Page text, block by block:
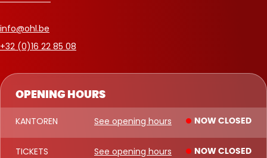
OPENING HOURS
KANTOREN See opening hours NOW CLOSED
TICKETS See opening hours NOW CLOSED
info@ohl.be
+32 (0)16 22 85 08